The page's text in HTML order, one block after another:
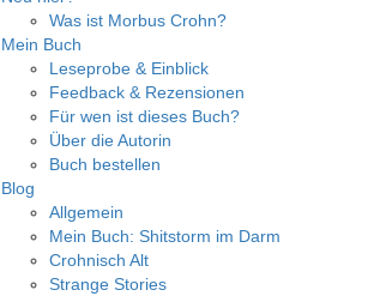
Was ist Morbus Crohn?
Mein Buch
Leseprobe & Einblick
Feedback & Rezensionen
Für wen ist dieses Buch?
Über die Autorin
Buch bestellen
Blog
Allgemein
Mein Buch: Shitstorm im Darm
Crohnisch Alt
Strange Stories